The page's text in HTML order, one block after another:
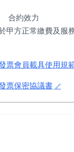
合約效力
甲方正常繳費及服
票會員載具使用規
票保密協議書